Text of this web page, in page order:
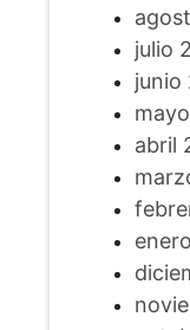
julio
junio
abril